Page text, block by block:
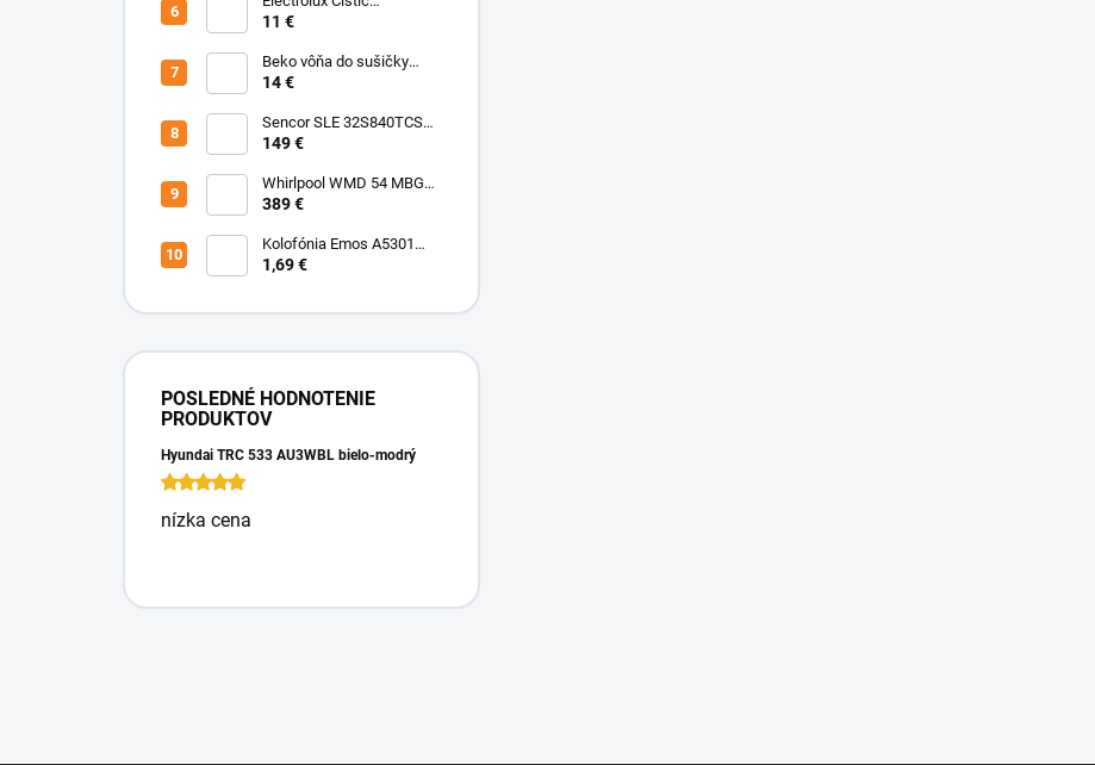
nerezových povrchov
11 €
Beko vôňa do sušičky
Fresh BFFR16 Chémia
14 €
Sencor SLE 32S840TCSB
TV
149 €
Whirlpool WMD 54 MBG
Mikrovlnka vstavaná
389 €
Kolofónia Emos A5301
16g
1,69 €
POSLEDNÉ HODNOTENIE
PRODUKTOV
Hyundai TRC 533 AU3WBL bielo-modrý
nízka cena